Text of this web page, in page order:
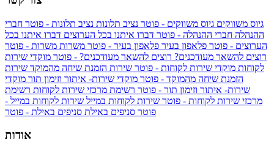
גיוס משווקים גיוס משווקים - פוטר נציב תלונות נציב תלונות - פוטר חברי
ההנהלה חברי ההנהלה - פוטר דברו איתנו בכל הערוצים דברו איתנו בכל
הערוצים - פוטר פלאפון בעיר פלאפון בעיר - פוטר משרות משרות - פוטר
רוצים להשאר מעודכנים? רוצים להשאר מעודכנים? - פוטר מוקדי שירות
לקוחות מוקדי שירות לקוחות - פוטר שירות הזמנת שיחה מהמוקד שירות
הזמנת שיחה מהמוקד - פוטר מוקדי שירות- איתור וזימון תור מוקדי
שירות- איתור וזימון תור - פוטר רשימת מרכזי שירות לקוחות רשימת
מרכזי שירות לקוחות - פוטר שירות לקוחות במייל שירות לקוחות במייל -
פוטר סניפים באילת סניפים באילת - פוטר
אודות